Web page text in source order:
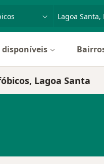
ou nome
disponíveis
Lagoa Santa